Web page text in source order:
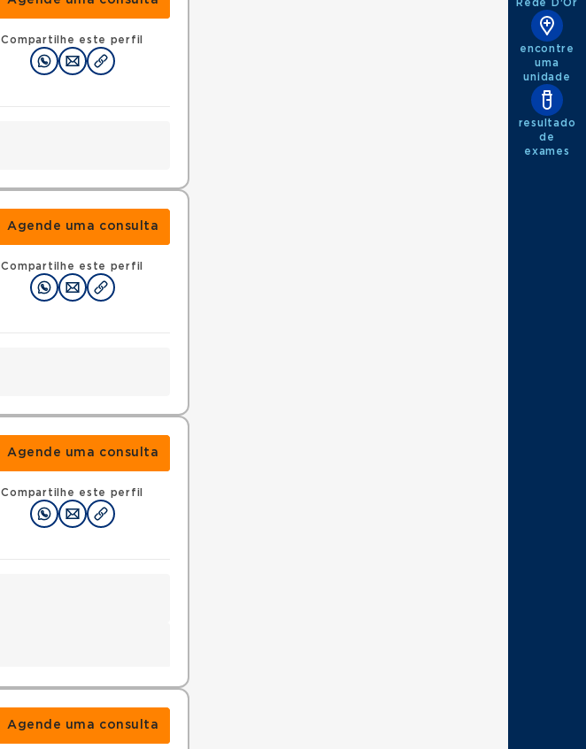
Compartilhe este perfil
Agende uma consulta
Compartilhe este perfil
Agende uma consulta
Compartilhe este perfil
Agende uma consulta
Rede D'Or
encontre
uma
unidade
resultado
de
exames